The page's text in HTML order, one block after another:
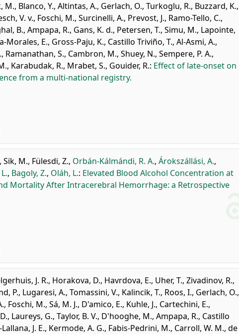
M., Blanco, Y., Altintas, A., Gerlach, O., Turkoglu, R., Buzzard, K.,
V. v., Foschi, M., Surcinelli, A., Prevost, J., Ramo-Tello, C.,
B., Ampapa, R., Gans, K. d., Petersen, T., Simu, M., Lapointe,
Morales, E., Gross-Paju, K., Castillo Triviño, T., Al-Asmi, A.,
, Ramanathan, S., Cambron, M., Shuey, N., Sempere, P. A.,
, Karabudak, R., Mrabet, S., Gouider, R.: Effect of late-onset on
from a multi-national registry.
, Sik, M., Fülesdi, Z., Orbán-Kálmándi, R. A., Árokszállási, A.,
, Bagoly, Z., Oláh, L.: Elevated Blood Alcohol Concentration at
Mortality After Intracerebral Hemorrhage: a Retrospective
J. R., Horakova, D., Havrdova, E., Uher, T., Zivadinov, R.,
P., Lugaresi, A., Tomassini, V., Kalincik, T., Roos, I., Gerlach, O.,
, Foschi, M., Sá, M. J., D'amico, E., Kuhle, J., Cartechini, E.,
, Laureys, G., Taylor, B. V., D'hooghe, M., Ampapa, R., Castillo
J. E., Kermode, A. G., Fabis-Pedrini, M., Carroll, W. M., de